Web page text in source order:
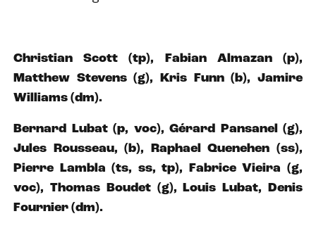
Christian Scott (tp), Fabian Almazan (p),
Matthew Stevens (g), Kris Funn (b), Jamire
Williams (dm).
Bernard Lubat (p, voc), Gérard Pansanel (g),
Jules Rousseau, (b), Raphael Quenehen (ss),
Pierre Lambla (ts, ss, tp), Fabrice Vieira (g,
voc), Thomas Boudet (g), Louis Lubat, Denis
Fournier (dm).